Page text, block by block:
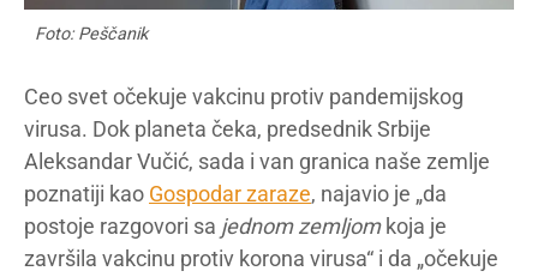
Foto: Peščanik
Ceo svet očekuje vakcinu protiv pandemijskog
virusa. Dok planeta čeka, predsednik Srbije
Aleksandar Vučić, sada i van granica naše zemlje
poznatiji kao Gospodar zaraze, najavio je „da
postoje razgovori sa jednom zemljomkoja je
završila vakcinu protiv korona virusa“ i da „očekuje